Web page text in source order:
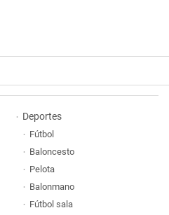
Deportes
Fútbol
Baloncesto
Pelota
Balonmano
Fútbol sala